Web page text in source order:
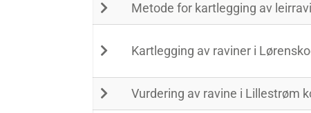
Metode for kartlegging av
Kartlegging av raviner i
Vurdering av ravine i Lillestrøm